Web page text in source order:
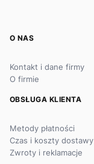
Linki w stopce
O NAS
Kontakt i dane firmy
O firmie
OBSŁUGA KLIENTA
Metody płatności
Czas i koszty dostawy
Zwroty i reklamacje